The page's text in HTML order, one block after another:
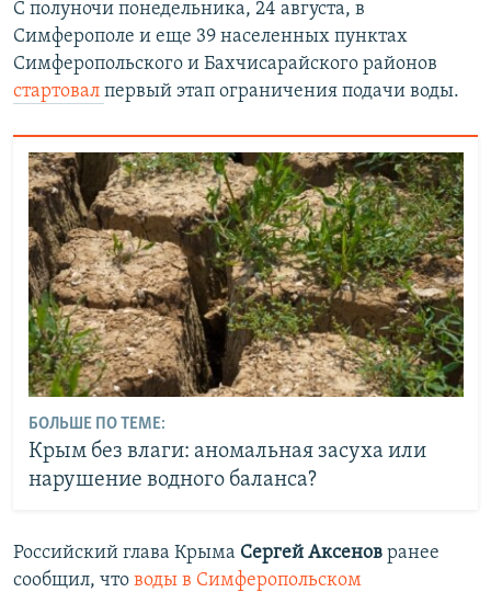
С полуночи понедельника, 24 августа, в
Симферополе и еще 39 населенных пунктах
Симферопольского и Бахчисарайского районов
стартовал первый этап ограничения подачи воды.
БОЛЬШЕ ПО ТЕМЕ:
Крым без влаги: аномальная засуха или
нарушение водного баланса?
Российский глава Крыма Сергей Аксенов ранее
сообщил, что воды в Симферопольском